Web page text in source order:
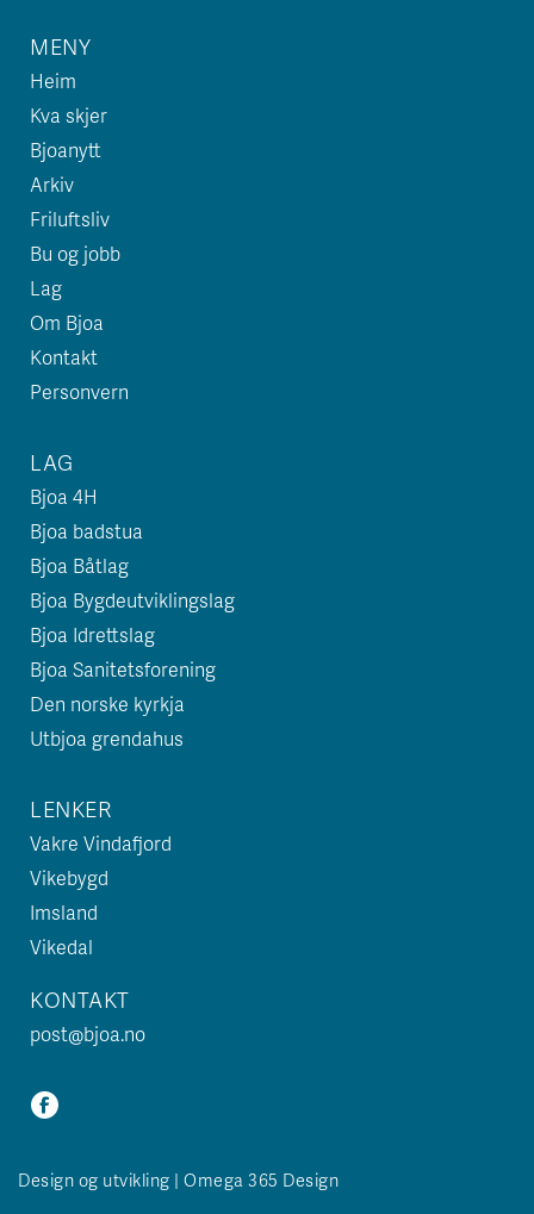
MENY
Heim
Kva skjer
Bjoanytt
Arkiv
Friluftsliv
Bu og jobb
Lag
Om Bjoa
Kontakt
Personvern
LAG
Bjoa 4H
Bjoa badstua
Bjoa Båtlag
Bjoa Bygdeutviklingslag
Bjoa Idrettslag
Bjoa Sanitetsforening
Den norske kyrkja
Utbjoa grendahus
LENKER
Vakre Vindafjord
Vikebygd
Imsland
Vikedal
KONTAKT
post@bjoa.no
Design og utvikling | Omega 365 Design